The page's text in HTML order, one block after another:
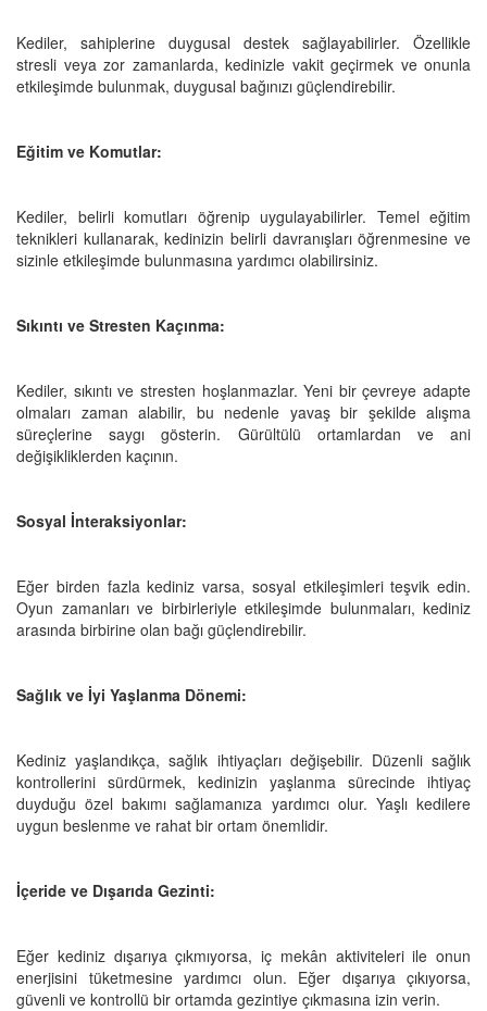
Kediler, sahiplerine duygusal destek sağlayabilirler. Özellikle
stresli veya zor zamanlarda, kedinizle vakit geçirmek ve onunla
etkileşimde bulunmak, duygusal bağınızı güçlendirebilir.
Eğitim ve Komutlar:
Kediler, belirli komutları öğrenip uygulayabilirler. Temel eğitim
teknikleri kullanarak, kedinizin belirli davranışları öğrenmesine ve
sizinle etkileşimde bulunmasına yardımcı olabilirsiniz.
Sıkıntı ve Stresten Kaçınma:
Kediler, sıkıntı ve stresten hoşlanmazlar. Yeni bir çevreye adapte
olmaları zaman alabilir, bu nedenle yavaş bir şekilde alışma
süreçlerine saygı gösterin. Gürültülü ortamlardan ve ani
değişikliklerden kaçının.
Sosyal İnteraksiyonlar:
Eğer birden fazla kediniz varsa, sosyal etkileşimleri teşvik edin.
Oyun zamanları ve birbirleriyle etkileşimde bulunmaları, kediniz
arasında birbirine olan bağı güçlendirebilir.
Sağlık ve İyi Yaşlanma Dönemi:
Kediniz yaşlandıkça, sağlık ihtiyaçları değişebilir. Düzenli sağlık
kontrollerini sürdürmek, kedinizin yaşlanma sürecinde ihtiyaç
duyduğu özel bakımı sağlamanıza yardımcı olur. Yaşlı kedilere
uygun beslenme ve rahat bir ortam önemlidir.
İçeride ve Dışarıda Gezinti:
Eğer kediniz dışarıya çıkmıyorsa, iç mekân aktiviteleri ile onun
enerjisini tüketmesine yardımcı olun. Eğer dışarıya çıkıyorsa,
güvenli ve kontrollü bir ortamda gezintiye çıkmasına izin verin.